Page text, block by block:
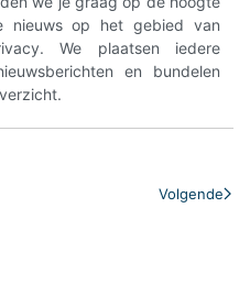
nieuws op het gebied van
We plaatsen iedere
en bundelen
Volgende